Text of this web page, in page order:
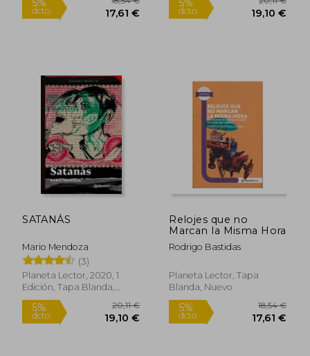
5%
dcto. 17,61 €
5%
dcto.
SATANÁS
Mario Mendoza
(3)
Planeta Lector, 2020, 1
Edición, Tapa Blanda,
Nuevo
Relojes que no
Marcan la Misma Hora
Rodrigo Bastidas
Planeta Lector, Tapa
Blanda, Nuevo